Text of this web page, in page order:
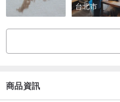
台北市
商品資訊